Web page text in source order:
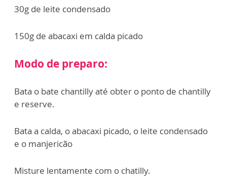
30g de leite condensado
150g de abacaxi em calda picado
Modo de preparo:
Bata o bate chantilly até obter o ponto de chantilly
e reserve.
Bata a calda, o abacaxi picado, o leite condensado
e o manjericão
Misture lentamente com o chatilly.